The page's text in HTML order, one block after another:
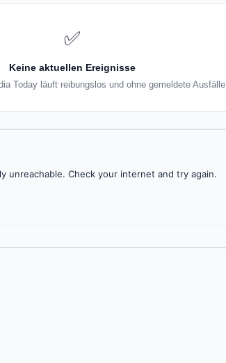
✅
Keine aktuellen Ereignisse
Today läuft reibungslos und ohne gemeldete Ausfälle.
unreachable. Check your internet and try again.